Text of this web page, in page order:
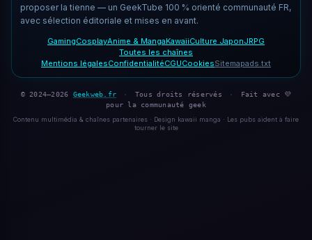
proposer la tienne — un GeekTube 100 % orienté communauté FR,
avec sélection éditoriale et mises en avant.
GamingCosplayAnime & MangaKawaiiCulture JaponJRPG
Toutes les chaînes
Mentions légalesConfidentialitéCGUCookiesSitemapads.txt
© 2024–2026 Geekweb.fr · Tous droits réservés ·
Fait avec 💜
pour la communauté geek
Contenu multimédia & chaînes partenaires · Design kawaii manga · Les pubs aident à faire
tourner le site